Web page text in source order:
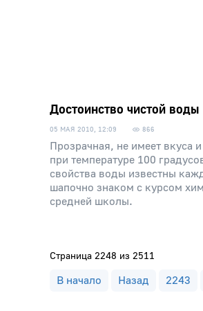
Достоинство чистой воды
05 МАЯ 2010, 12:09 866
Прозрачная, не имеет вкуса
при температуре 100
свойства воды известны
шапочно знаком с курсом
средней школы.
Страница 2248 из 2511
В начало Назад 2243